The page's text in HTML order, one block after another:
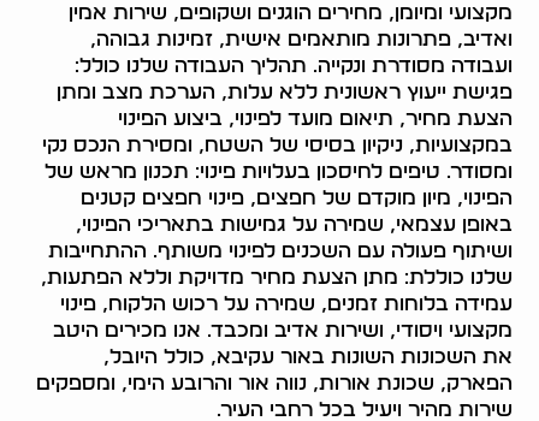
מקצועי ומיומן, מחירים הוגנים ושקופים, שירות אמין
ואדיב, פתרונות מותאמים אישית, זמינות גבוהה,
ועבודה מסודרת ונקייה. תהליך העבודה שלנו כולל:
פגישת ייעוץ ראשונית ללא עלות, הערכת מצב ומתן
הצעת מחיר, תיאום מועד לפינוי, ביצוע הפינוי
במקצועיות, ניקיון בסיסי של השטח, ומסירת הנכס נקי
ומסודר. טיפים לחיסכון בעלויות פינוי: תכנון מראש של
הפינוי, מיון מוקדם של חפצים, פינוי חפצים קטנים
באופן עצמאי, שמירה על גמישות בתאריכי הפינוי,
ושיתוף פעולה עם השכנים לפינוי משותף. ההתחייבות
שלנו כוללת: מתן הצעת מחיר מדויקת וללא הפתעות,
עמידה בלוחות זמנים, שמירה על רכוש הלקוח, פינוי
מקצועי ויסודי, ושירות אדיב ומכבד. אנו מכירים היטב
את השכונות השונות באור עקיבא, כולל היובל,
הפארק, שכונת אורות, נווה אור והרובע הימי, ומספקים
שירות מהיר ויעיל בכל רחבי העיר.